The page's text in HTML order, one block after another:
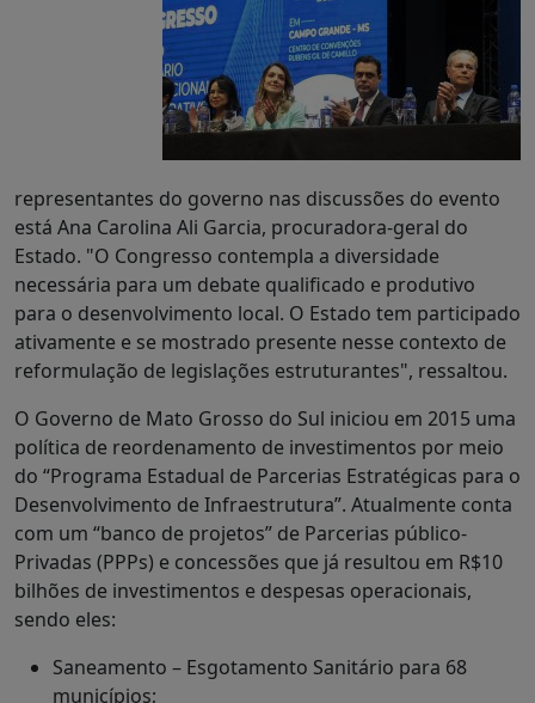
representantes do governo nas discussões do evento
está Ana Carolina Ali Garcia, procuradora-geral do
Estado. "O Congresso contempla a diversidade
necessária para um debate qualificado e produtivo
para o desenvolvimento local. O Estado tem participado
ativamente e se mostrado presente nesse contexto de
reformulação de legislações estruturantes", ressaltou.
O Governo de Mato Grosso do Sul iniciou em 2015 uma
política de reordenamento de investimentos por meio
do “Programa Estadual de Parcerias Estratégicas para o
Desenvolvimento de Infraestrutura”. Atualmente conta
com um “banco de projetos” de Parcerias público-
Privadas (PPPs) e concessões que já resultou em R$10
bilhões de investimentos e despesas operacionais,
sendo eles:
Saneamento – Esgotamento Sanitário para 68
municípios;